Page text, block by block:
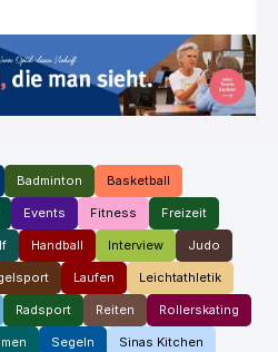
Badminton Basketball
Events Fitness Freizeit
Handball Interview Judo
Laufen Leichtathletik
Radsport Reiten Rollerskating
Segeln Sinas Kitchen